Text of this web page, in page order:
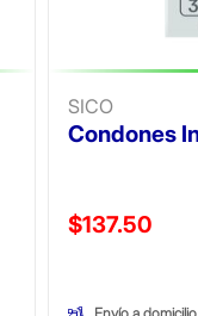
SICO
Condones
Precio
$137.50